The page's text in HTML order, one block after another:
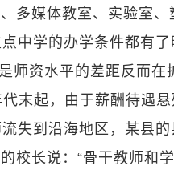
多媒体教室、实验室
中学的办学条件都有
师资水平的差距反而在
末起，由于薪酬待遇
失到沿海地区，某县
校长说：“骨干教师和